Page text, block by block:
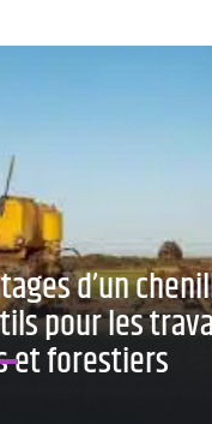
d’un
pour les
et forestiers